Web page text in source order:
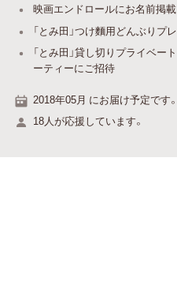
映画エンドロールにお名前掲載
「とみ田」つけ麵用どんぶりプ
「とみ田」貸し切りプライベー
ーティーにご招待
2018年05月 にお届け予定です。
18人が応援しています。